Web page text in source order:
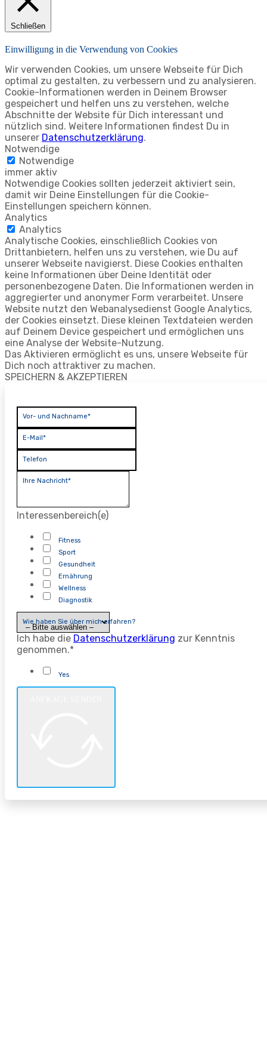
Schließen
Einwilligung in die Verwendung von Cookies
Wir verwenden Cookies, um unsere Webseite für Dich
optimal zu gestalten, zu verbessern und zu analysieren.
Cookie-Informationen werden in Deinem Browser
gespeichert und helfen uns zu verstehen, welche
Abschnitte der Website für Dich interessant und
nützlich sind. Weitere Informationen findest Du in
unserer Datenschutzerklärung.
Notwendige
Notwendige
immer aktiv
Notwendige Cookies sollten jederzeit aktiviert sein,
damit wir Deine Einstellungen für die Cookie-
Einstellungen speichern können.
Analytics
Analytics
Analytische Cookies, einschließlich Cookies von
Drittanbietern, helfen uns zu verstehen, wie Du auf
unserer Webseite navigierst. Diese Cookies enthalten
keine Informationen über Deine Identität oder
personenbezogene Daten. Die Informationen werden in
aggregierter und anonymer Form verarbeitet. Unsere
Website nutzt den Webanalysedienst Google Analytics,
der Cookies einsetzt. Diese kleinen Textdateien werden
auf Deinem Device gespeichert und ermöglichen uns
eine Analyse der Website-Nutzung.
Das Aktivieren ermöglicht es uns, unsere Webseite für
Dich noch attraktiver zu machen.
SPEICHERN & AKZEPTIEREN
Vor- und Nachname*
E-Mail*
Telefon
Ihre Nachricht*
Interessenbereich(e)
Fitness
Sport
Gesundheit
Ernährung
Wellness
Diagnostik
Wie haben Sie über mich erfahren?
Ich habe die Datenschutzerklärung zur Kenntnis
genommen.*
Yes